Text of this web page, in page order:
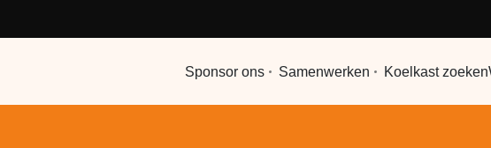
Sponsor ons Samenwerken Koelkast zoeken